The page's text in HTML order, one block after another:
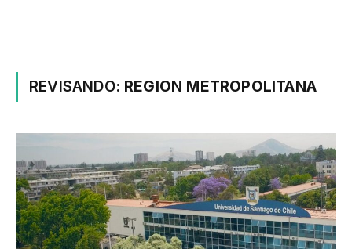
REVISANDO: REGION METROPOLITANA